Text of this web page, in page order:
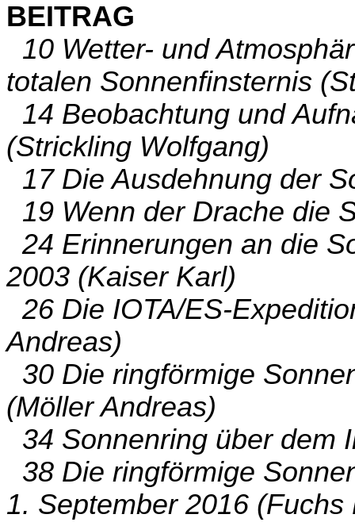
BEITRAG
10 Wetter- und
totalen Sonnenfinsternis
14 Beobachtung und
(Strickling Wolfgang)
17 Die Ausdehnung der
19 Wenn der Drache die
24 Erinnerungen an die
2003 (Kaiser Karl)
26 Die IOTA/ES-
Andreas)
30 Die ringförmige
(Möller Andreas)
34 Sonnenring über dem
38 Die ringförmige
1. September 2016 (Fuchs